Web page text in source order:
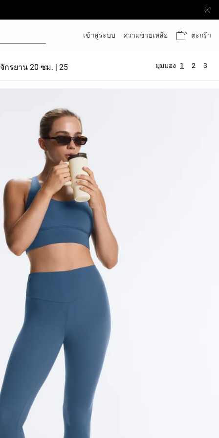
เข้าสู่ระบบ ความช่วยเหลือ ตะกร้า
กรยาน 20 ซม. | 25 ซม. Hot Pants 10 ซม. Comfortlux
มุมมอง 1 2 3